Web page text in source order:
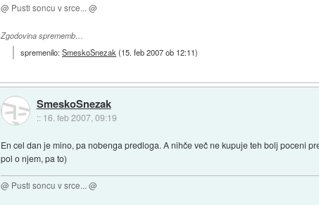
@ Pusti soncu v srce... @
Zgodovina sprememb…
spremenilo:SmeskoSnezak (15. feb 2007 ob 12:11)
SmeskoSnezak
:: 16. feb 2007, 09:19
En cel dan je mino, pa nobenga predloga. A nihče več ne kupuje teh bolj poceni
pol o njem, pa to)
@ Pusti soncu v srce... @